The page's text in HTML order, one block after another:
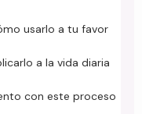
usarlo a tu favor
a la vida diaria
con este proceso